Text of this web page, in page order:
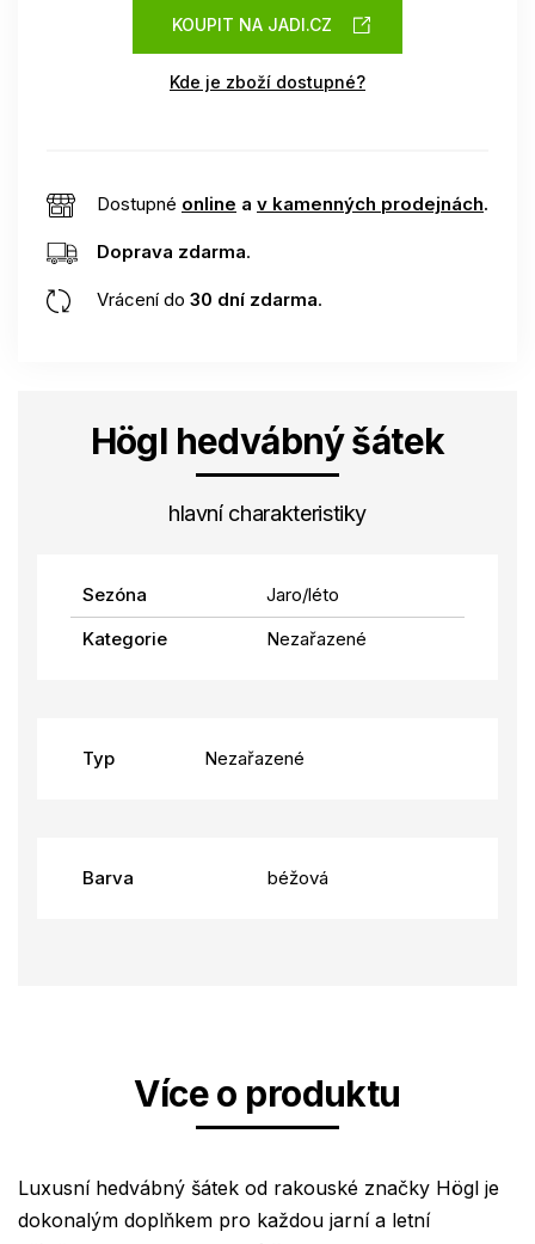
KOUPIT NA JADI.CZ
Kde je zboží dostupné?
Dostupné online a v kamenných prodejnách.
Doprava zdarma.
Vrácení do 30 dní zdarma.
Högl hedvábný šátek
hlavní charakteristiky
Sezóna
Jaro/léto
Kategorie
Nezařazené
Typ Nezařazené
Barva béžová
Více o produktu
Luxusní hedvábný šátek od rakouské značky Högl je
dokonalým doplňkem pro každou jarní a letní